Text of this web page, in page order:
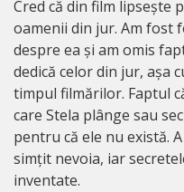
Cred că din film lipsește
oamenii din jur. Am fost
despre ea și am omis
dedică celor din jur, așa
timpul filmărilor. Faptul
care Stela plânge sau
pentru că ele nu există.
simțit nevoia, iar
inventate.